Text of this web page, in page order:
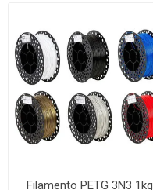
Filamento PETG 3N3 1kg